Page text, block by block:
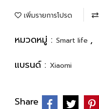
เพิ่มรายการโปรด
หมวดหมู่ : Smart life ,
แบรนด์ : Xiaomi
Share